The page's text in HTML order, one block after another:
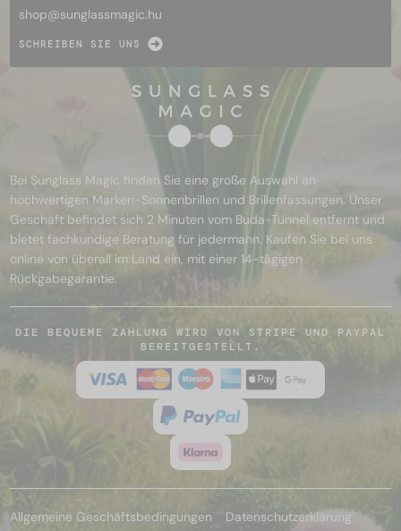
shop@sunglassmagic.hu
SCHREIBEN SIE UNS
Bei Sunglass Magic finden Sie eine große Auswahl an
hochwertigen Marken-Sonnenbrillen und Brillenfassungen. Unser
Geschäft befindet sich 2 Minuten vom Buda-Tunnel entfernt und
bietet fachkundige Beratung für jedermann. Kaufen Sie bei uns
online von überall im Land ein, mit einer 14-tägigen
Rückgabegarantie.
DIE BEQUEME ZAHLUNG WIRD VON STRIPE UND PAYPAL
BEREITGESTELLT.
Allgemeine Geschäftsbedingungen
Datenschutzerklärung